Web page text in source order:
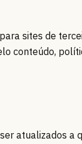
sites de
conteúdo,
atualizados a